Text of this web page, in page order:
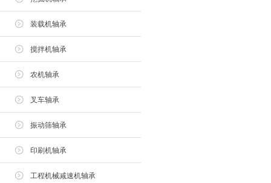
装载机轴承
搅拌机轴承
农机轴承
叉车轴承
振动筛轴承
印刷机轴承
工程机械减速机轴承